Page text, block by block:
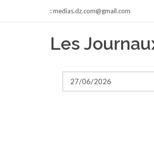
:medias.dz.com@gmail.com
Les